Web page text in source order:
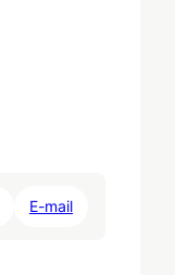
E-mail